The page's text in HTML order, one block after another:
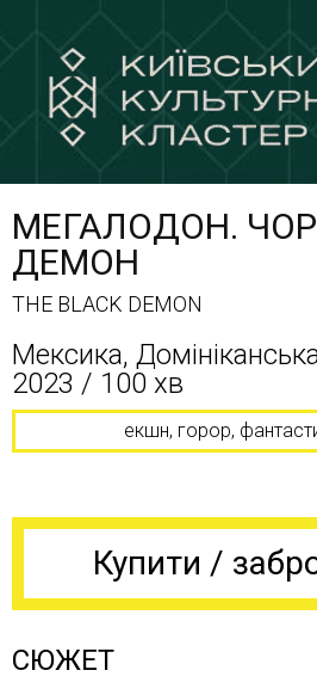
МЕГАЛОДОН.
ДЕМОН
THE BLACK DEMON
Мексика,
2023 / 100 хв
екшн, горор,
Купити /
СЮЖЕТ